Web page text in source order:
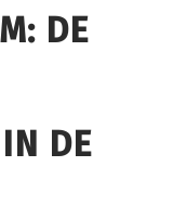
DE
DE